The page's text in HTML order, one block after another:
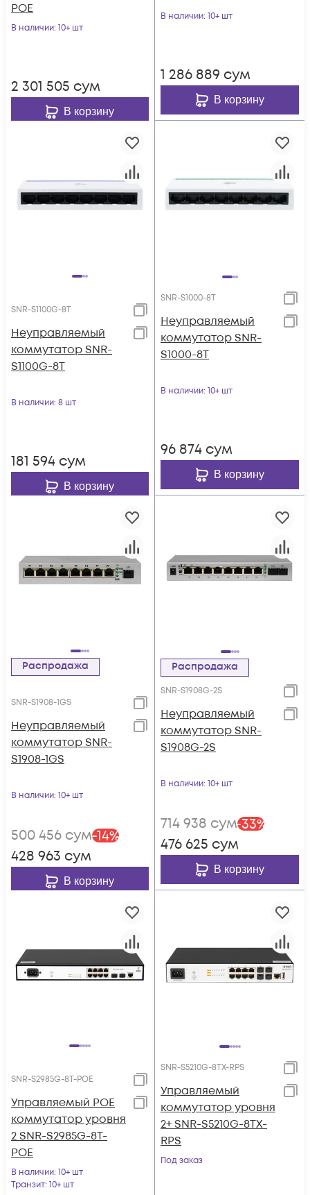
POE
В наличии: 10+ шт
2 301 505 сум
В корзину
В наличии: 10+ шт
1 286 889 сум
В корзину
SNR-S1100G-8T
Неуправляемый
коммутатор SNR-
S1100G-8T
В наличии: 8 шт
181 594 сум
В корзину
SNR-S1000-8T
Неуправляемый
коммутатор SNR-
S1000-8T
В наличии: 10+ шт
96 874 сум
В корзину
Распродажа
SNR-S1908-1GS
Неуправляемый
коммутатор SNR-
S1908-1GS
В наличии: 10+ шт
500 456 сум-14%
428 963 сум
В корзину
Распродажа
SNR-S1908G-2S
Неуправляемый
коммутатор SNR-
S1908G-2S
В наличии: 10+ шт
714 938 сум-33%
476 625 сум
В корзину
SNR-S2985G-8T-POE
Управляемый POE
коммутатор уровня
2 SNR-S2985G-8T-
POE
В наличии: 10+ шт
Транзит: 10+ шт
SNR-S5210G-8TX-RPS
Управляемый
коммутатор уровня
2+ SNR-S5210G-8TX-
RPS
Под заказ